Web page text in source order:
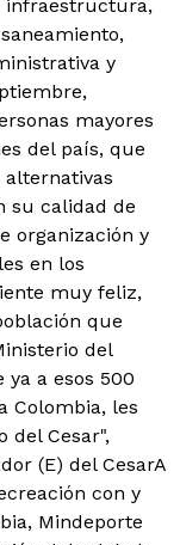
infraestructura,
y
mayores
del país, que
su calidad de
organización y
en los
muy feliz,
que
del
ya a esos 500
Colombia, les
del Cesar",
(E) del CesarA
con y
Mindeporte